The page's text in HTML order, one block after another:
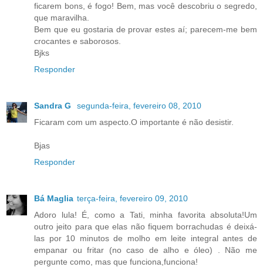
ficarem bons, é fogo! Bem, mas você descobriu o segredo,
que maravilha.
Bem que eu gostaria de provar estes aí; parecem-me bem
crocantes e saborosos.
Bjks
Responder
Sandra G
segunda-feira, fevereiro 08, 2010
Ficaram com um aspecto.O importante é não desistir.
Bjas
Responder
Bá Maglia terça-feira, fevereiro 09, 2010
Adoro lula! É, como a Tati, minha favorita absoluta!Um
outro jeito para que elas não fiquem borrachudas é deixá-
las por 10 minutos de molho em leite integral antes de
empanar ou fritar (no caso de alho e óleo) . Não me
pergunte como, mas que funciona,funciona!